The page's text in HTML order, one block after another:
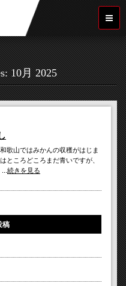
10月 2025
歌山ではみかんの収穫がはじま
ところどころまだ青いですが、
続きを見る
稿